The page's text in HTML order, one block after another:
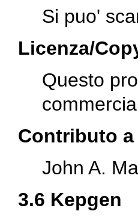
Si puo'
Licenza/
Questo
Contributo
John A.
3.6 Kepgen